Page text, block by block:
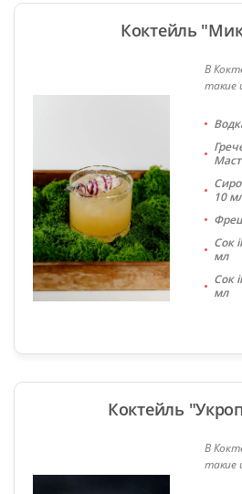
Коктейль
В
такие
10
Сок
мл
Сок
мл
Коктейль
В
такие